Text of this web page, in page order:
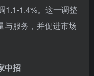
1.1-1.4%。这一调整
与服务，并促进市场
中招